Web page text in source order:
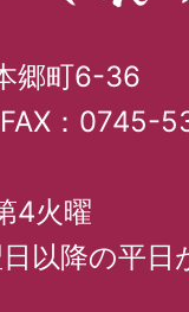
郷町6-36
：0745-
4火曜
以降の平日